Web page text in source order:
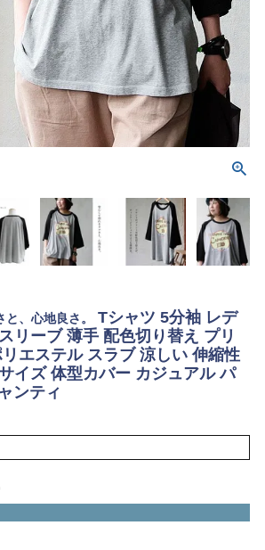
、心地良さ。
Tシャツ 5分袖 レデ
リーブ 薄手 配色切り替え プリ
エステル スラブ 涼しい 伸縮性
イズ 体型カバー カジュアル パ
ンティ